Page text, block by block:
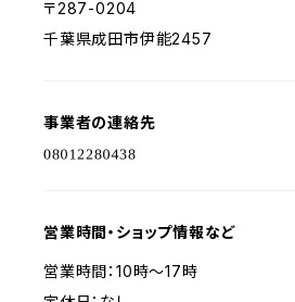
〒287-0204
千葉県成田市伊能2457
事業者の連絡先
営業時間・ショップ情報など
営業時間：10時～17時